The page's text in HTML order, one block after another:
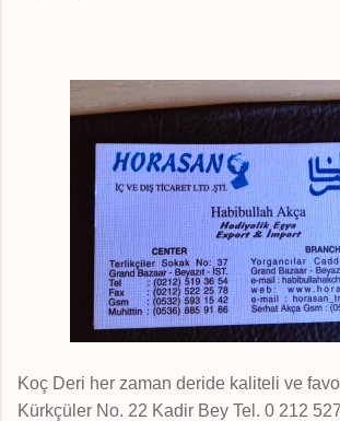
Koç Deri her zaman deride kaliteli ve
Kürkçüler No. 22 Kadir Bey Tel. 0 212